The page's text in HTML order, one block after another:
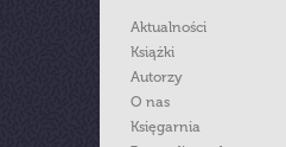
Aktualności
Książki
Autorzy
O nas
Księgarnia